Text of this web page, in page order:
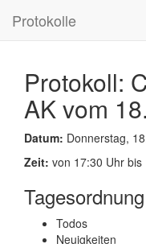
Protokolle
Protokoll:
AK vom
Datum: Donnerstag,
Zeit: von 17:30 Uhr bis
Tagesordnung
Todos
Neuigkeiten